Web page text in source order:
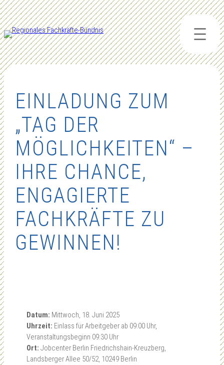
Zum
Inhalt
springen
EINLADUNG ZUM
„TAG DER
MÖGLICHKEITEN“ –
IHRE CHANCE,
ENGAGIERTE
FACHKRÄFTE ZU
GEWINNEN!
Datum: Mittwoch, 18. Juni 2025
Uhrzeit: Einlass für Arbeitgeber ab 09:00 Uhr,
Veranstaltungsbeginn 09:30 Uhr
Ort: Jobcenter Berlin Friedrichshain-Kreuzberg,
Landsberger Allee 50/52, 10249 Berlin